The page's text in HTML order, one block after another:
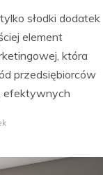
słodki dodatek
element
która
przedsiębiorców
efektywnych